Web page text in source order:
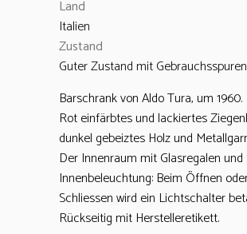
Land
Italien
Zustand
Guter Zustand mit Gebrauchsspuren
Barschrank von Aldo Tura, um 1960.
Rot einfärbtes und lackiertes
dunkel gebeiztes Holz und
Der Innenraum mit Glasregalen und
Innenbeleuchtung: Beim Öffnen
Schliessen wird ein Lichtschalter
Rückseitig mit Herstelleretikett.